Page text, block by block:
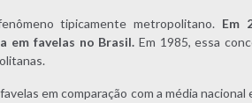
tipicamente metropolitano. Em
em favelas no Brasil. Em 1985, essa
em comparação com a média